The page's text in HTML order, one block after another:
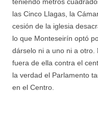
las Cinco Llagas, la
cesión de la iglesia
lo que Monteseirín optó
dárselo ni a uno ni a
fuera de ella contra el
la verdad el Parlamento
en el Centro.